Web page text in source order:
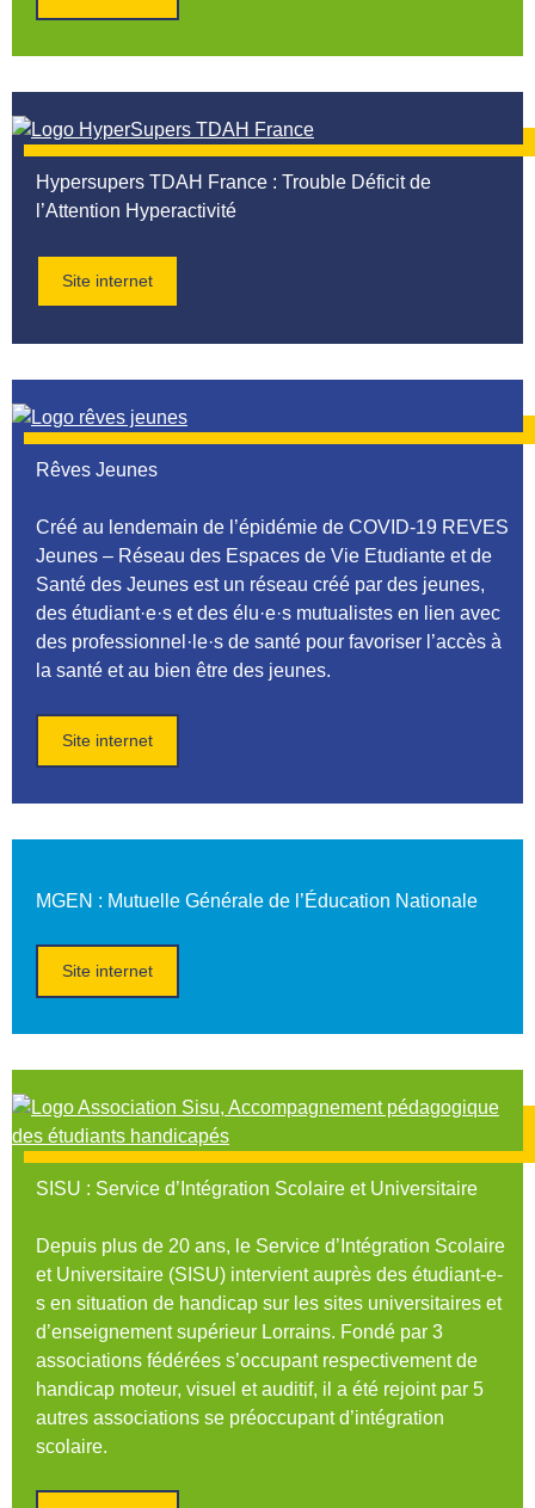
Hypersupers TDAH France : Trouble Déficit de
l’Attention Hyperactivité
Site internet
Rêves Jeunes
Créé au lendemain de l’épidémie de COVID-19 REVES
Jeunes – Réseau des Espaces de Vie Etudiante et de
Santé des Jeunes est un réseau créé par des jeunes,
des étudiant·e·s et des élu·e·s mutualistes en lien avec
des professionnel·le·s de santé pour favoriser l’accès à
la santé et au bien être des jeunes.
Site internet
MGEN : Mutuelle Générale de l’Éducation Nationale
Site internet
SISU : Service d’Intégration Scolaire et Universitaire
Depuis plus de 20 ans, le Service d’Intégration Scolaire
et Universitaire (SISU) intervient auprès des étudiant-e-
s en situation de handicap sur les sites universitaires et
d’enseignement supérieur Lorrains. Fondé par 3
associations fédérées s’occupant respectivement de
handicap moteur, visuel et auditif, il a été rejoint par 5
autres associations se préoccupant d’intégration
scolaire.